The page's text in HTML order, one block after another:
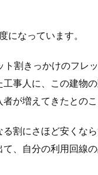
なっています。
割きっかけのフレ
人に、この建物の
が増えてきたとのこ
割にさほど安くな
、自分の利用回線